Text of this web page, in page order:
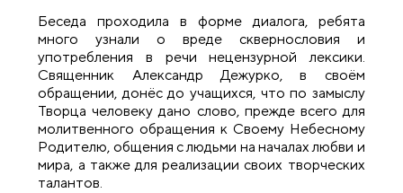
Беседа проходила в форме диалога, ребята
много узнали о вреде сквернословия и
употребления в речи нецензурной лексики.
Священник Александр Дежурко, в своём
обращении, донёс до учащихся, что по замыслу
Творца человеку дано слово, прежде всего для
молитвенного обращения к Своему Небесному
Родителю, общения с людьми на началах любви и
мира, а также для реализации своих творческих
талантов.